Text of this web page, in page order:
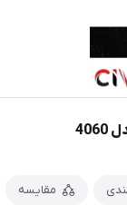
مقایسه